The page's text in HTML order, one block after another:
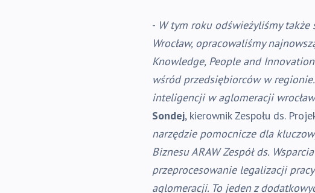
- W tym roku odświeżyliśmy
Wrocław, opracowaliśmy
Knowledge, People and Innovation
wśród przedsiębiorców w
inteligencji w aglomeracji
Sondej, kierownik Zespołu ds.
narzędzie pomocnicze dla
Biznesu ARAWZespół ds.
przeprocesowanie legalizacji
aglomeracji. To jeden z